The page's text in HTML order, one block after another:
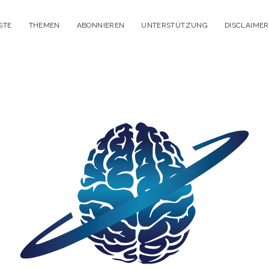
THEMEN ABONNIEREN UNTERSTÜTZUNG DISCLAIMER